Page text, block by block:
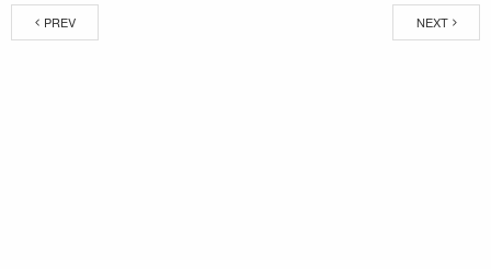
PREV NEXT